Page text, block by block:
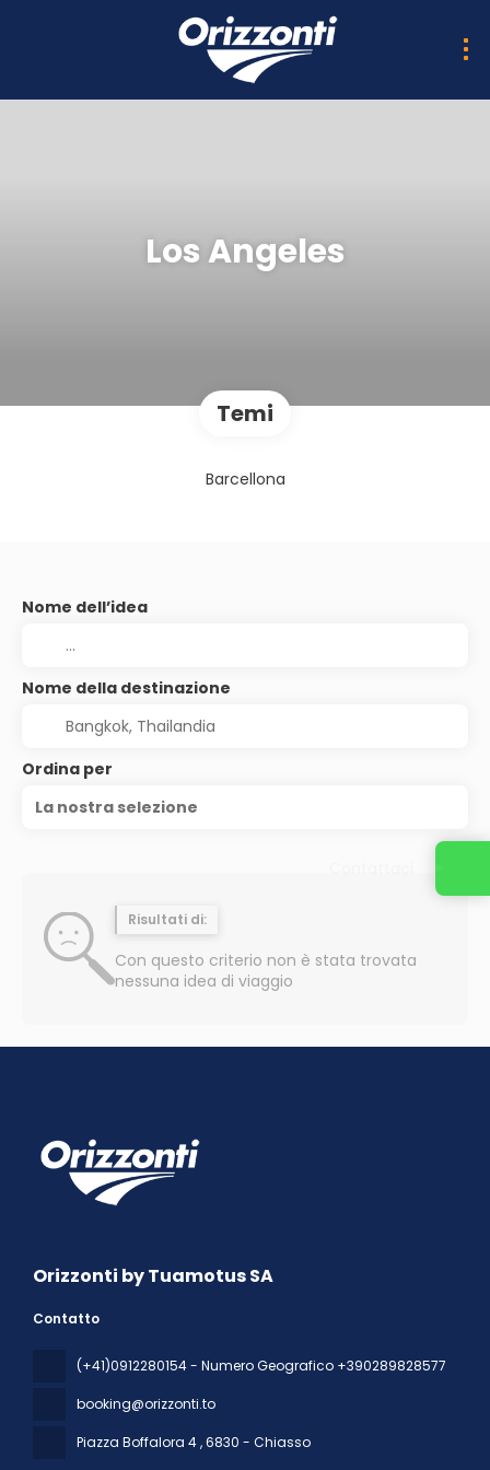
Los Angeles
Temi
Barcellona
Nome dell’idea
Nome della destinazione
Ordina per
La nostra selezione
Risultati di:
Con questo criterio non è stata trovata
nessuna idea di viaggio
Orizzonti by Tuamotus SA
Contatto
(+41)0912280154 - Numero Geografico +390289828577
booking@orizzonti.to
Piazza Boffalora 4, 6830 - Chiasso